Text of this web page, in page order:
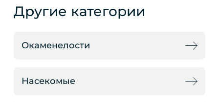
Другие категории
Окаменелости
Насекомые